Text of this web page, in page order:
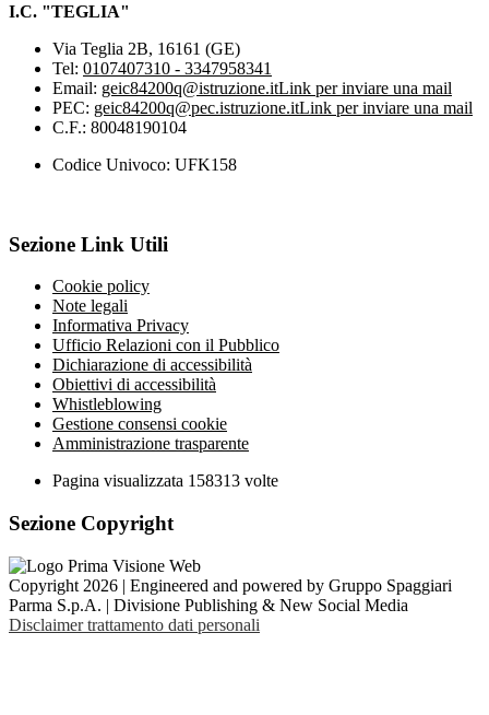
I.C. "TEGLIA"
Via Teglia 2B, 16161 (GE)
Tel: 0107407310 - 3347958341
Email: geic84200q@istruzione.itLink per inviare una mail
PEC: geic84200q@pec.istruzione.itLink per inviare una mail
C.F.: 80048190104
Codice Univoco: UFK158
Sezione Link Utili
Cookie policy
Note legali
Informativa Privacy
Ufficio Relazioni con il Pubblico
Dichiarazione di accessibilità
Obiettivi di accessibilità
Whistleblowing
Gestione consensi cookie
Amministrazione trasparente
Pagina visualizzata 158313 volte
Sezione Copyright
Copyright 2026 | Engineered and powered by Gruppo Spaggiari
Parma S.p.A. | Divisione Publishing & New Social Media
Disclaimer trattamento dati personali